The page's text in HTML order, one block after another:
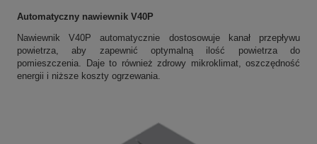
Automatyczny nawiewnik V40P
Nawiewnik V40P automatycznie dostosowuje kanał przepływu
powietrza, aby zapewnić optymalną ilość powietrza do
pomieszczenia. Daje to również zdrowy mikroklimat, oszczędność
energii i niższe koszty ogrzewania.